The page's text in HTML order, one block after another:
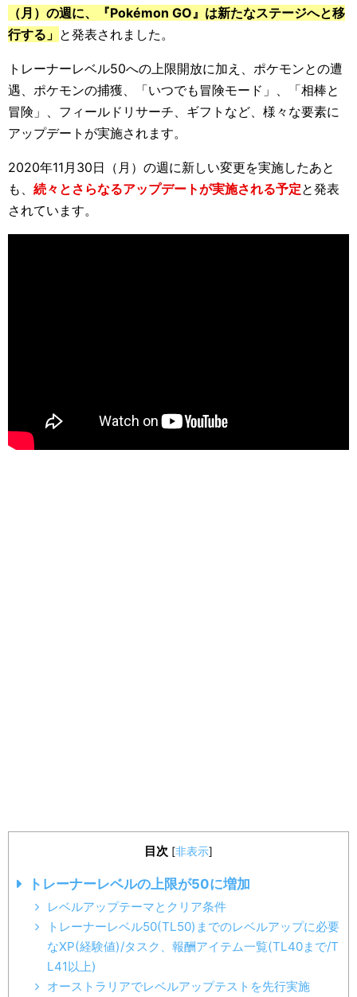
（月）の週に、『Pokémon GO』は新たなステージへと移
行する」 と発表されました。
トレーナーレベル50への上限開放に加え、ポケモンとの遭
遇、ポケモンの捕獲、「いつでも冒険モード」、「相棒と
冒険」、フィールドリサーチ、ギフトなど、様々な要素に
アップデートが実施されます。
2020年11月30日（月）の週に新しい変更を実施したあと
も、 続々とさらなるアップデートが実施される予定と発表
されています。
目次 [非表示]
トレーナーレベルの上限が50に増加
レベルアップテーマとクリア条件
トレーナーレベル50(TL50)までのレベルアップに必要
なXP(経験値)/タスク、報酬アイテム一覧(TL40まで/T
L41以上)
オーストラリアでレベルアップテストを先行実施